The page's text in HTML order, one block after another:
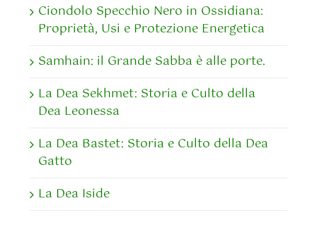
Ciondolo Specchio Nero in Ossidiana:
Proprietà, Usi e Protezione Energetica
Samhain: il Grande Sabba è alle porte.
La Dea Sekhmet: Storia e Culto della
Dea Leonessa
La Dea Bastet: Storia e Culto della Dea
Gatto
La Dea Iside